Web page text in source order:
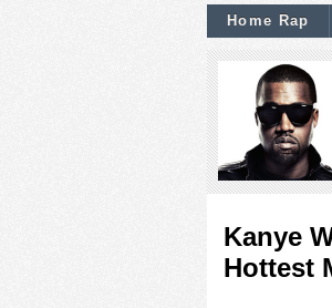
Home Rap
Kanye
Hottest